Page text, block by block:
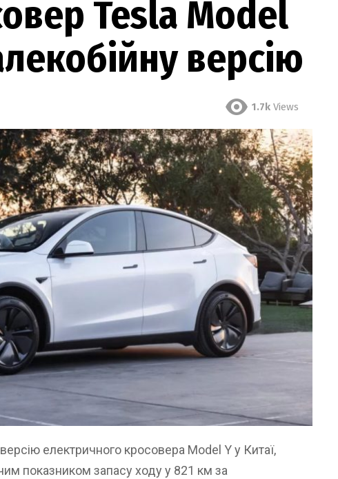
Tesla Model
версію
1.7k Views
електричного кросовера Model Y у Китаї,
показником запасу ходу у 821 км за